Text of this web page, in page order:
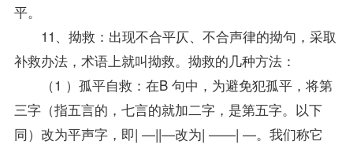
平。
11、拗救：出现不合平仄、不合声律的拗句，采取
补救办法，术语上就叫拗救。拗救的几种方法：
（1 ）孤平自救：在B 句中，为避免犯孤平，将第
三字（指五言的，七言的就加二字，是第五字。以下
同）改为平声字，即| —||—改为| ——| —。我们称它